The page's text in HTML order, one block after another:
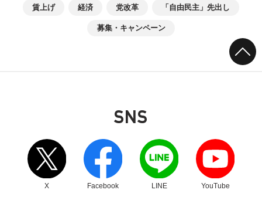
賃上げ 経済 党改革 「自由民主」先出し
募集・キャンペーン
SNS
X
別ウィンドウリンク
Facebook
別ウィンドウリンク
LINE
別ウィンドウリンク
YouTube
別ウィンドウリンク